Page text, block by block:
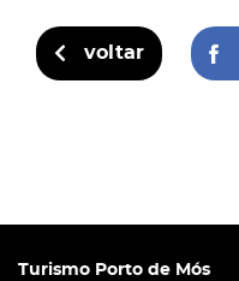
voltar
Turismo Porto de Mós